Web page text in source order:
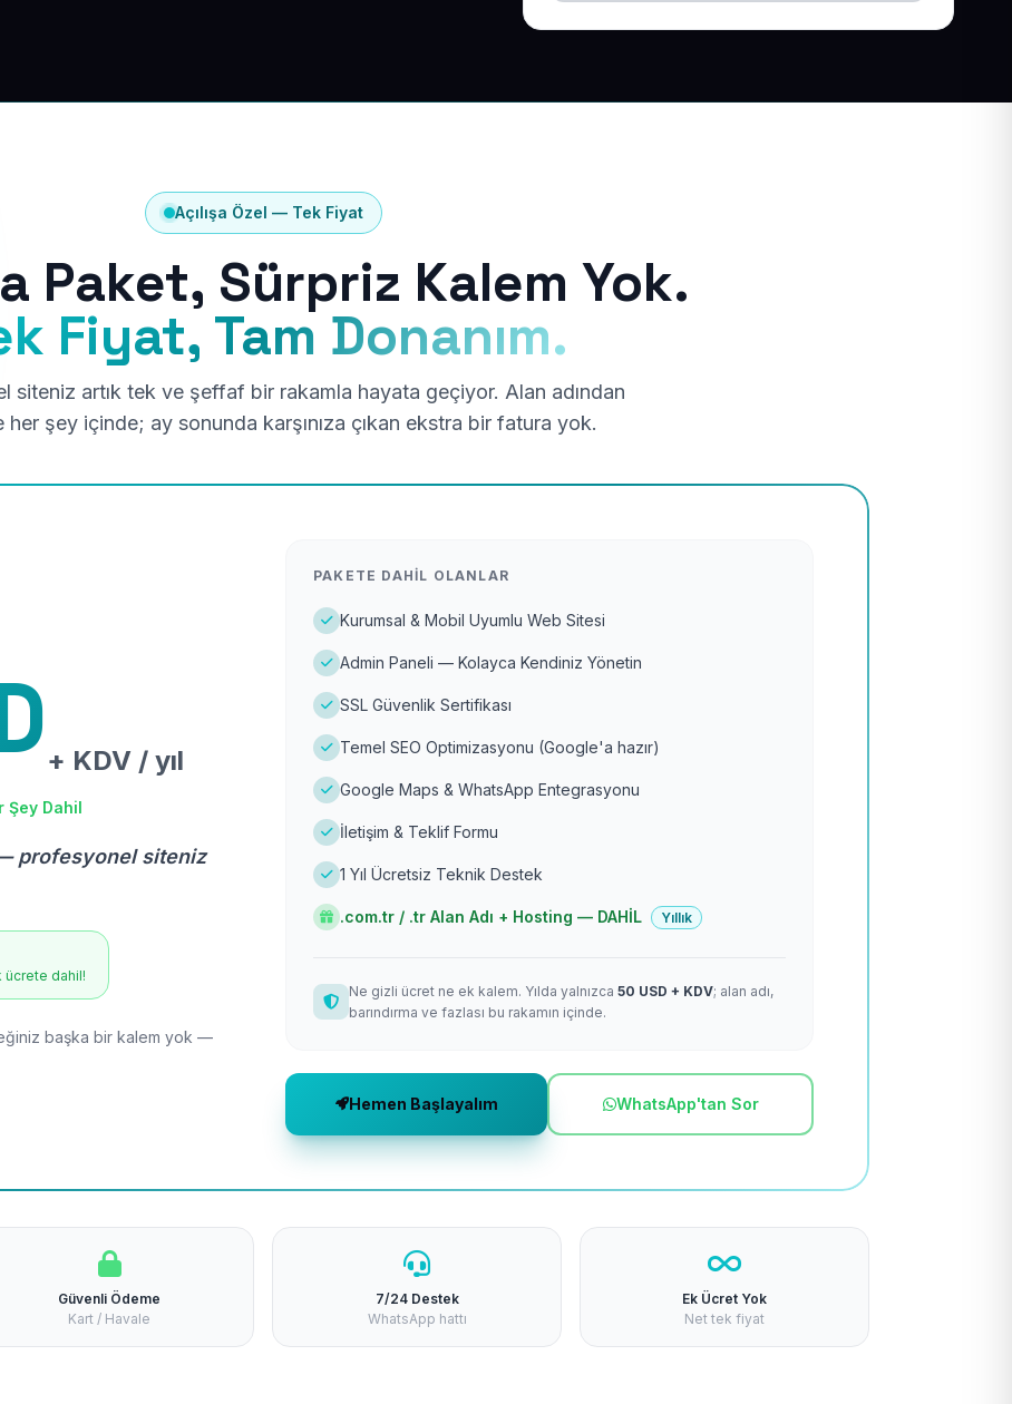
Açılışa Özel — Tek Fiyat
Paket, Sürpriz Kalem Yok.
Fiyat, Tam Donanım.
siteniz artık tek ve şeffaf bir rakamla hayata geçiyor. Alan adından
her şey içinde; ay sonunda karşınıza çıkan ekstra bir fatura yok.
+ KDV / yıl
Şey Dahil
profesyonel siteniz
ücrete dahil!
başka bir kalem yok —
PAKETE DAHIL OLANLAR
Kurumsal & Mobil Uyumlu Web Sitesi
Admin Paneli — Kolayca Kendiniz Yönetin
SSL Güvenlik Sertifikası
Temel SEO Optimizasyonu (Google'a hazır)
Google Maps & WhatsApp Entegrasyonu
İletişim & Teklif Formu
1 Yıl Ücretsiz Teknik Destek
.com.tr / .tr Alan Adı + Hosting — DAHİL Yıllık
Ne gizli ücret ne ek kalem. Yılda yalnızca 50 USD + KDV; alan adı,
barındırma ve fazlası bu rakamın içinde.
Hemen Başlayalım WhatsApp'tan Sor
Güvenli Ödeme
Kart / Havale
7/24 Destek
WhatsApp hattı
Ek Ücret Yok
Net tek fiyat